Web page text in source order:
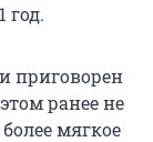
год.
приговорен
ранее не
мягкое